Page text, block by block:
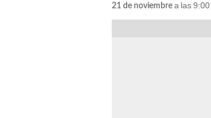
21 de noviembre a las